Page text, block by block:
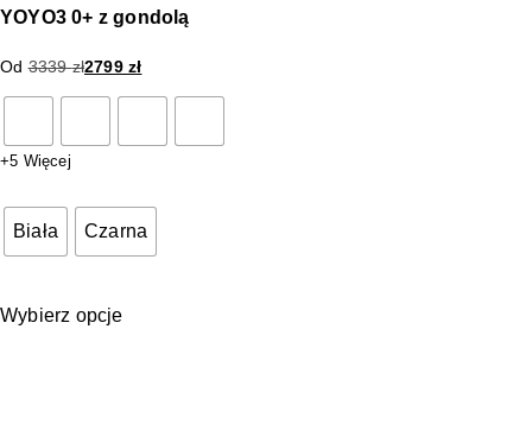
YOYO3 0+ z gondolą
Od3339zł2799zł
+5 Więcej
Biała Czarna
Wybierz opcje